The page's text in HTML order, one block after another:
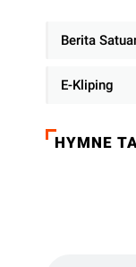
Berita
E-Kliping
HYMNE